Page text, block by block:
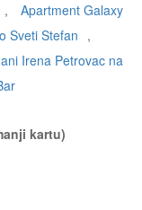
,
Apartment Galaxy
Sveti Stefan
,
Irena Petrovac na
kartu)